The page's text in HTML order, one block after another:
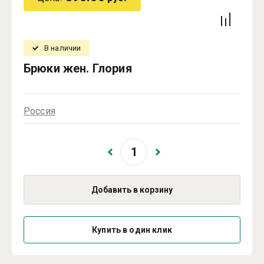
Брюки жен. Глория
В наличии
Россия
Добавить в корзину
Купить в один клик